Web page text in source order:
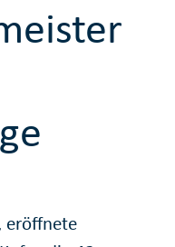
eröffnete